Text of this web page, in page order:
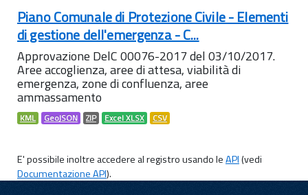
Piano Comunale di Protezione Civile - Elementi
di gestione dell'emergenza - C...
Approvazione DelC 00076-2017 del 03/10/2017.
Aree accoglienza, aree di attesa, viabilità di
emergenza, zone di confluenza, aree
ammassamento
KML GeoJSON ZIP Excel XLSX CSV
E' possibile inoltre accedere al registro usando leAPI(vedi
Documentazione API).